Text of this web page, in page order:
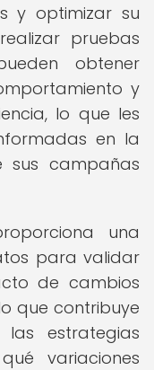
y optimizar su
pruebas
obtener
y
lo que les
en la
sus campañas
una
para validar
de cambios
que contribuye
estrategias
variaciones